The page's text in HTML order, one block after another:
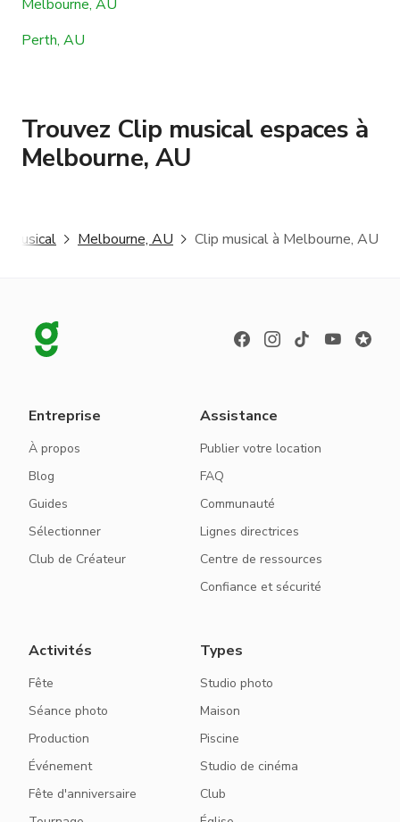
Melbourne, AU
Perth, AU
Trouvez Clip musical espaces à
Melbourne, AU
musical Melbourne, AU Clip musical à Melbourne, AU
Entreprise
À propos
Blog
Guides
Sélectionner
Club de Créateur
Assistance
Publier votre location
FAQ
Communauté
Lignes directrices
Centre de ressources
Confiance et sécurité
Activités
Fête
Séance photo
Production
Événement
Fête d'anniversaire
Types
Studio photo
Maison
Piscine
Studio de cinéma
Club